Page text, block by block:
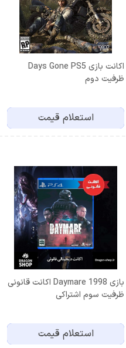
اکانت بازی Days Gone PS5
ظرفیت دوم
استعلام قیمت
بازی Daymare 1998 اکانت قانونی
ظرفیت سوم اشتراکی
استعلام قیمت